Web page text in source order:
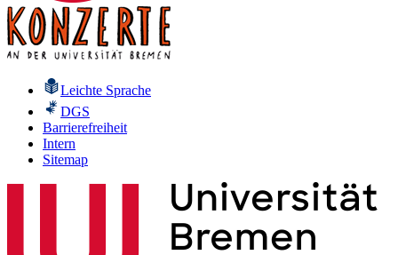
Leichte Sprache
DGS
Barrierefreiheit
Intern
Sitemap